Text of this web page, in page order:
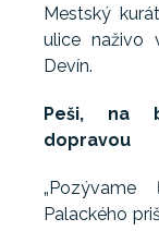
Mestský
ulice naživo
Devín.
Peši, na
dopravou
Palackého